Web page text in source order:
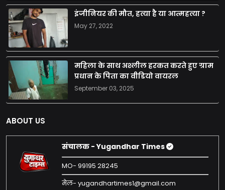
इंजीनियर की मौत, हत्या है या आत्महत्या ?
May 27, 2022
महिला के साथ अश्लील हरकत करते हुए ग्राम
प्रधान के पिता का वीडियो वायरल
September 03, 2025
ABOUT US
संचालक - Yugandhar Times
MO- 99195 28245
मेल- yugandhartimes1@gmail.com